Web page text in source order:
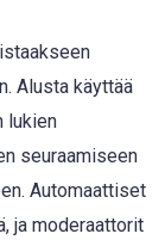
Alusta käyttää
lukien
seuraamiseen
Automaattiset
ja moderaattorit